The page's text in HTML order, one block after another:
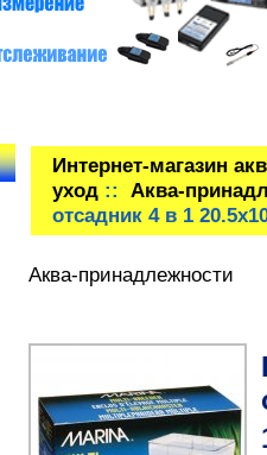
Интернет-магазин
уход:: Аква-
отсадник 4 в 1
Аква-принадлежности